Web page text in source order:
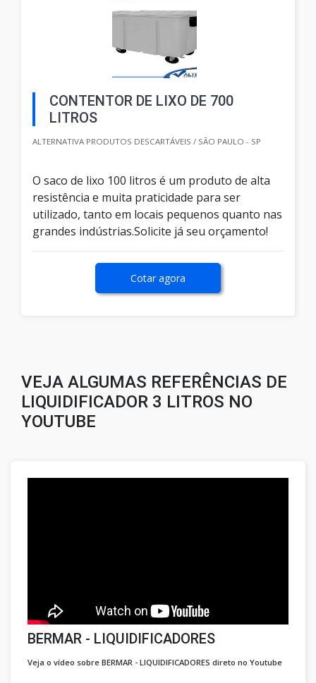
CONTENTOR DE LIXO DE 700
LITROS
ALTERNATIVA PRODUTOS DESCARTÁVEIS / SÃO PAULO - SP
O saco de lixo 100 litros é um produto de alta
resistência e muita praticidade para ser
utilizado, tanto em locais pequenos quanto nas
grandes indústrias.Solicite já seu orçamento!
Cotar agora
VEJA ALGUMAS REFERÊNCIAS DE
LIQUIDIFICADOR 3 LITROS NO
YOUTUBE
BERMAR - LIQUIDIFICADORES
Veja o vídeo sobre BERMAR - LIQUIDIFICADORES direto no Youtube